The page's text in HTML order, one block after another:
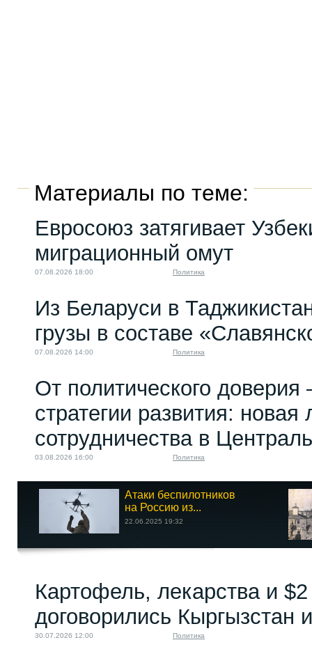
Материалы по теме:
Евросоюз затягивает
миграционный омут
07.08.2026 18:00 Политика
Из Беларуси в
грузы в составе
07.08.2026 14:00 Политика
От политического
стратегии развития: новая
сотрудничества в
03.08.2026 16:00 Политика
Атаки беспилотников
на Россию из...
22.06.2025 19:32
Картофель, лекарства и
договорились Кыргызстан
30.07.2026 12:00 Политика